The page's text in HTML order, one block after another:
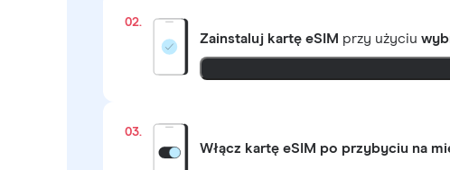
02.
Zainstaluj kartę eSIM przy użyciu
03.
Włącz kartę eSIM po przybyciu na